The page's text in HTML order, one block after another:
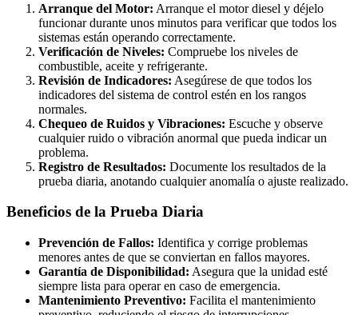
Arranque del Motor: Arranque el motor diesel y déjelo
funcionar durante unos minutos para verificar que todos los
sistemas están operando correctamente.
Verificación de Niveles: Compruebe los niveles de
combustible, aceite y refrigerante.
Revisión de Indicadores: Asegúrese de que todos los
indicadores del sistema de control estén en los rangos
normales.
Chequeo de Ruidos y Vibraciones: Escuche y observe
cualquier ruido o vibración anormal que pueda indicar un
problema.
Registro de Resultados: Documente los resultados de la
prueba diaria, anotando cualquier anomalía o ajuste realizado.
Beneficios de la Prueba Diaria
Prevención de Fallos: Identifica y corrige problemas
menores antes de que se conviertan en fallos mayores.
Garantía de Disponibilidad: Asegura que la unidad esté
siempre lista para operar en caso de emergencia.
Mantenimiento Preventivo: Facilita el mantenimiento